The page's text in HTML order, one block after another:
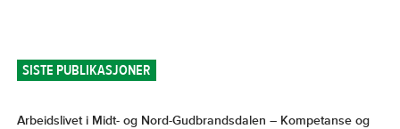
SISTE PUBLIKASJONER
Arbeidslivet i Midt- og Nord-Gudbrandsdalen – Kompetanse og